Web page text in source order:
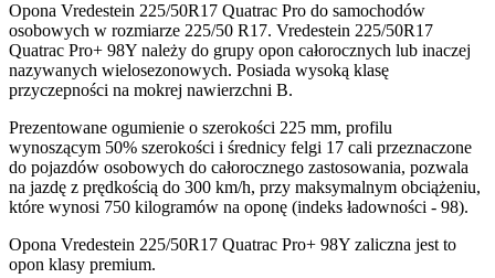
Opona Vredestein 225/50R17 Quatrac Pro do samochodów
osobowych w rozmiarze 225/50 R17. Vredestein 225/50R17
Quatrac Pro+ 98Y należy do grupy opon całorocznych lub inaczej
nazywanych wielosezonowych. Posiada wysoką klasę
przyczepności na mokrej nawierzchni B.
Prezentowane ogumienie o szerokości 225 mm, profilu
wynoszącym 50% szerokości i średnicy felgi 17 cali przeznaczone
do pojazdów osobowych do całorocznego zastosowania, pozwala
na jazdę z prędkością do 300 km/h, przy maksymalnym obciążeniu,
które wynosi 750 kilogramów na oponę (indeks ładowności - 98).
Opona Vredestein 225/50R17 Quatrac Pro+ 98Y zaliczna jest to
opon klasy premium.